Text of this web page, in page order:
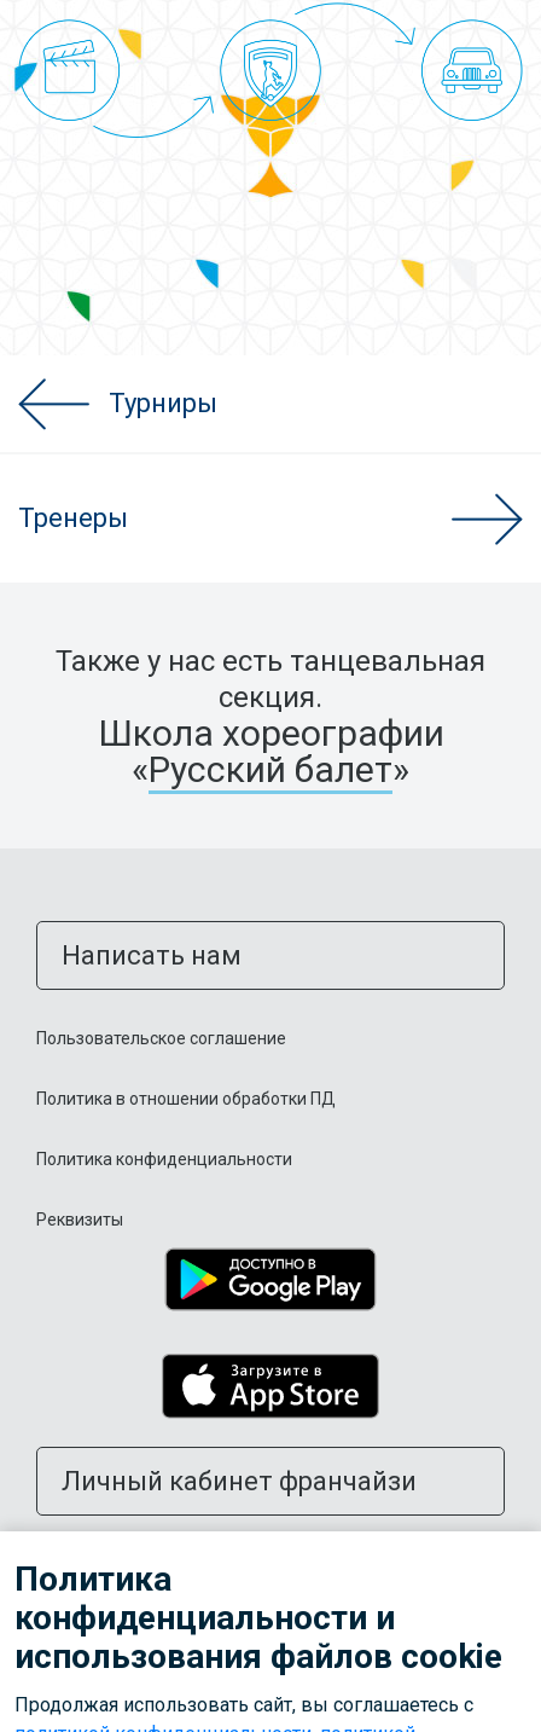
Турниры
Тренеры
Также у нас есть танцевальная
секция.
Школа хореографии
«Русский балет»
Написать нам
Пользовательское соглашение
Политика в отношении обработки ПД
Политика конфиденциальности
Реквизиты
Личный кабинет франчайзи
Тренерам
© 2026 ООО «Лига»
Политика
конфиденциальности и
использования файлов cookie
Продолжая использовать сайт, вы соглашаетесь с